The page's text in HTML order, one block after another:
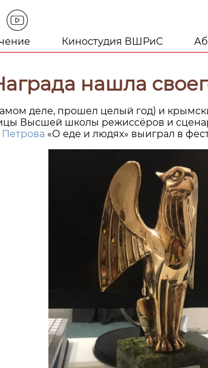
Киностудия ВШРиС
нашла
деле, прошел целый год) и
Высшей школы режиссёров и
Петрова «О еде и людях» выиграл в